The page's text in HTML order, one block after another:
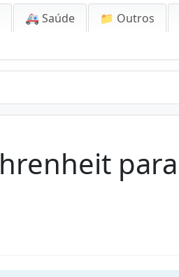
🚑 Saúde 📁 Outros